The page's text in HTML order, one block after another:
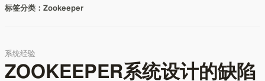
标签分类：Zookeeper
系统经验
ZOOKEEPER系统设计的缺陷